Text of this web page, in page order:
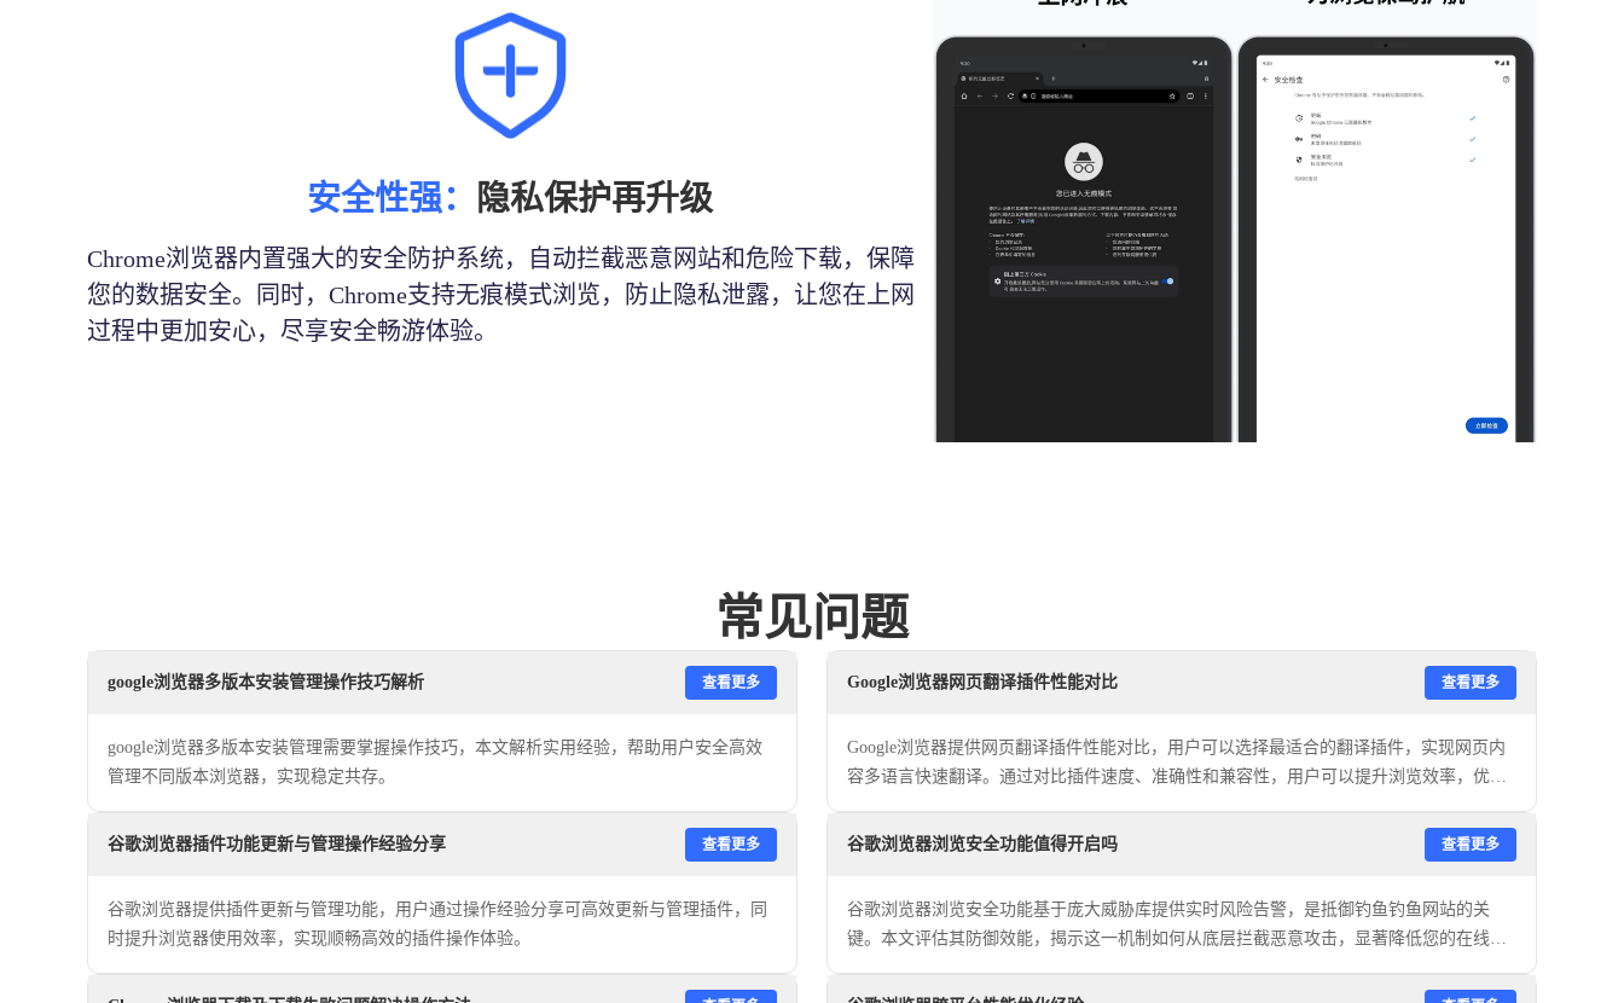
安全性强： 隐私保护再升级
Chrome浏览器内置强大的安全防护系统，自动拦截恶意网站和危险下载，保障
您的数据安全。同时，Chrome支持无痕模式浏览，防止隐私泄露，让您在上网
过程中更加安心，尽享安全畅游体验。
常见问题
google浏览器多版本安装管理操作技巧解析 查看更多
google浏览器多版本安装管理需要掌握操作技巧，本文解析实用经验，帮助用户安全高效
管理不同版本浏览器，实现稳定共存。
Google浏览器网页翻译插件性能对比 查看更多
Google浏览器提供网页翻译插件性能对比，用户可以选择最适合的翻译插件，实现网页内
容多语言快速翻译。通过对比插件速度、准确性和兼容性，用户可以提升浏览效率，优化
谷歌浏览器插件功能更新与管理操作经验分享 查看更多
谷歌浏览器提供插件更新与管理功能，用户通过操作经验分享可高效更新与管理插件，同
时提升浏览器使用效率，实现顺畅高效的插件操作体验。
谷歌浏览器浏览安全功能值得开启吗 查看更多
谷歌浏览器浏览安全功能基于庞大威胁库提供实时风险告警，是抵御钓鱼钓鱼网站的关
键。本文评估其防御效能，揭示这一机制如何从底层拦截恶意攻击，显著降低您的在线办